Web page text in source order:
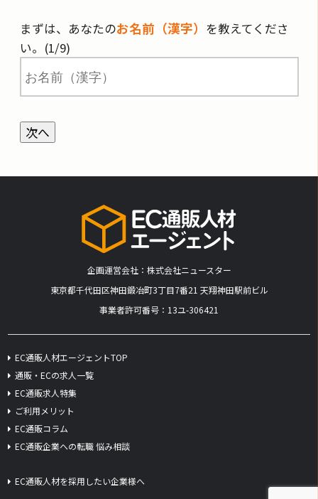
まずは、あなたのお名前（漢字） を教えてくださ
い。(1/9)
次へ
企画運営会社：株式会社ニュースター
​東京都千代田区神田鍛冶町3丁目7番21 天翔神田駅前ビル
事業者許可番号：13ユ-306421
EC通販人材エージェントTOP
通販・ECの求人一覧
EC通販求人特集
ご利用メリット
EC通販コラム
EC通販企業への転職 悩み相談
EC通販人材を採用したい企業様へ